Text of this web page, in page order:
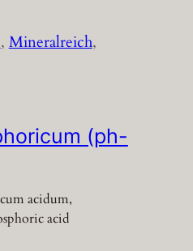
, Mineralreich
(ph-
acidum,
acid